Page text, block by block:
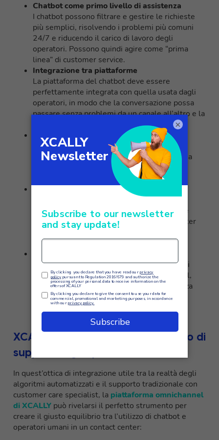
Chatbot come primo livello di assistenza
I chatbot possono filtrare e gestire le richieste
più semplici, risolvendo i problemi più comuni
24/7 e riducendo il carico di lavoro degli
operatori. Possono quindi agire come “prima
linea” di customer service.
Integrazione tra piattaforme
La piattaforma del chatbot deve essere
perfettamente integrata con quella usata dagli
operatori, in modo che la conversazione possa
passare senza problemi da un canale all’altro e la
Identificazione delle richieste complesse
Il chatbot, attraverso l’uso di parole chiave e
algoritmi, deve saper riconoscere quando una
richiesta necessita dell’intervento umano e
passarla adeguatamente all’operatore.
Gli operatori devono segnalare al team di
sviluppo del chatbot quando non comprende
correttamente una domanda, in modo da poter
continuamente migliorare le sue capacità di
linguaggio naturale.
I chatbot devono essere integrati con gli altri
canali di customer service come email, social,
chat dal vivo, in modo da offrire un’esperienza
utente omnicanale.
XCALLY: usare l’AI come strumento di
supporto agli operatori
In quest’ottica di integrazione utile tra la realtà degli
algoritmi automatizzati e il supporto tradizionale con
customer care specialist, la piattaforma omnichannel
di XCALLY può rivelarsi il perfetto strumento per
creare il giusto equilibrio tra l’utilizzo di chatbot e
operatori umani in un contact center:
×